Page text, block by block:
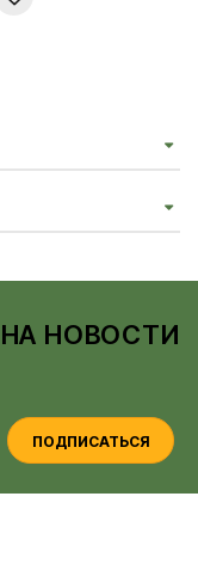
НОВОСТИ
ПОДПИСАТЬСЯ